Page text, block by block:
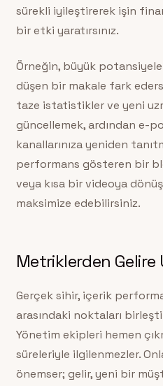
sürekli iyileştirerek işin
bir etki yaratırsınız.
Örneğin, büyük
düşen bir makale fark
taze istatistikler ve yeni
güncellemek, ardından e-
kanallarınıza yeniden
performans gösteren bir
veya kısa bir videoya
maksimize edebilirsiniz.
Metriklerden Gelire
Gerçek sihir, içerik
arasındaki noktaları
Yönetim ekipleri hemen
süreleriyle ilgilenmezler.
önemser; gelir, yeni bir